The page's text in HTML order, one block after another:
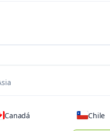
Canadá Chile
es
para la
especiales,
mix
obteniendo
del negocio
primas en